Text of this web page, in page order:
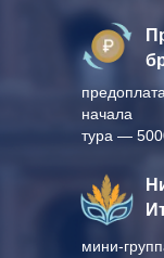
начала
тура —
мини-